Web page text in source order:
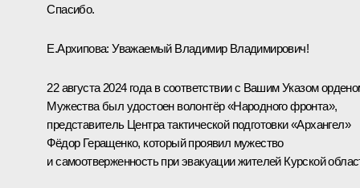
Спасибо.
Е.Архипова: Уважаемый Владимир Владимирович!
22 августа 2024 года в соответствии с ВашимУказом
Мужества был удостоен волонтёр «Народного фронта»,
представитель Центра тактической подготовки «Архангел»
Фёдор Геращенко, который проявил мужество
и самоотверженность при эвакуации жителей Курской